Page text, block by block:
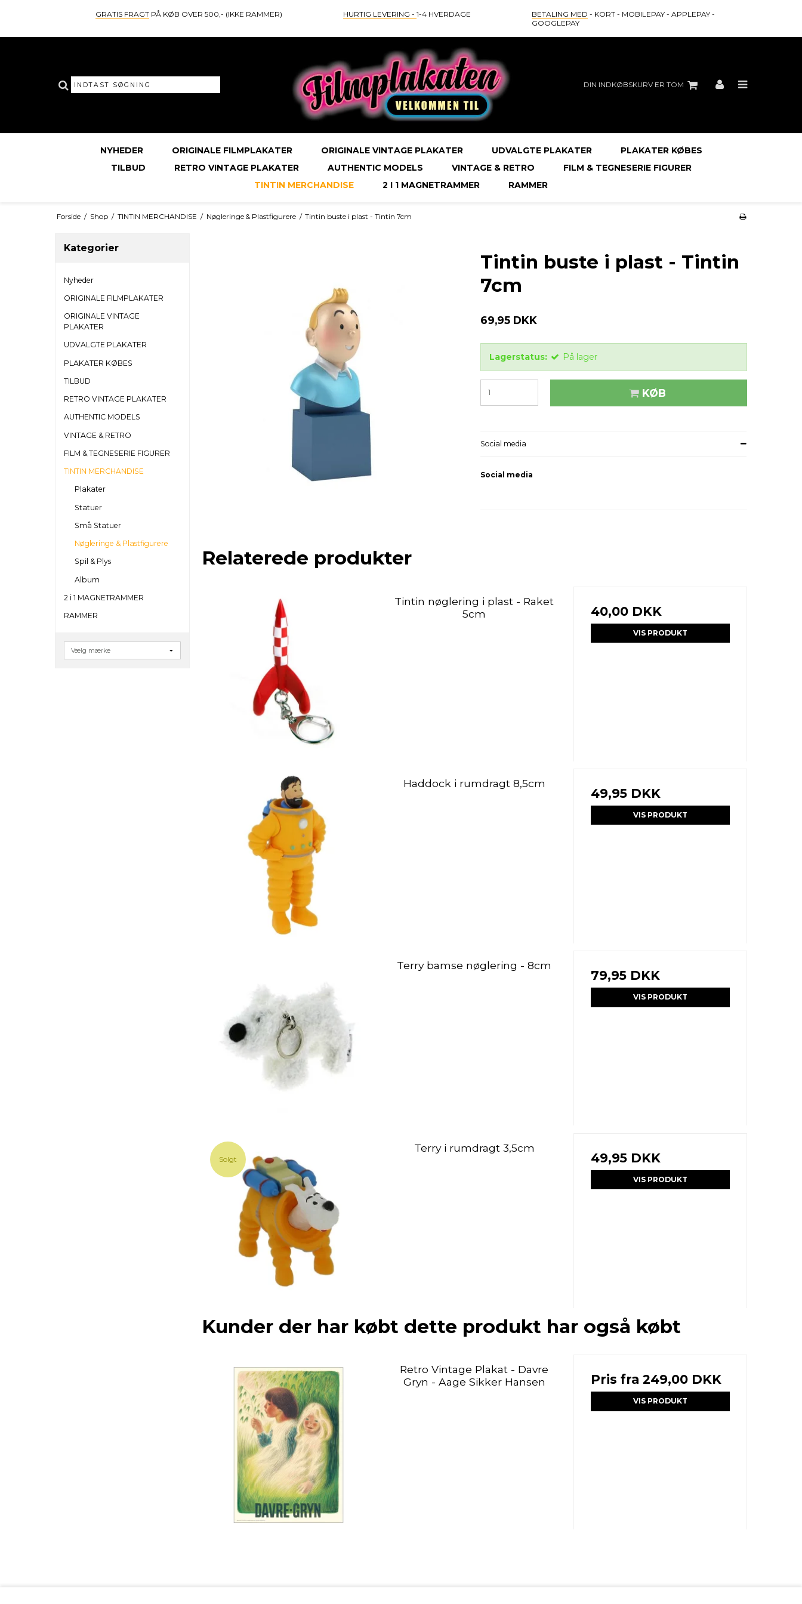
GRATIS FRAGTPÅ KØB OVER 500,- (IKKE RAMMER) HURTIG LEVERING - 1-4 HVERDAGE BETALING MED - KORT - MOBILEPAY - APPLEPAY -
GOOGLEPAY
DIN INDKØBSKURV ER TOM
NYHEDER ORIGINALE FILMPLAKATER ORIGINALE VINTAGE PLAKATER UDVALGTE PLAKATER
PLAKATER KØBES
TILBUD
RETRO VINTAGE PLAKATER AUTHENTIC MODELS VINTAGE & RETRO
FILM & TEGNESERIE FIGURER
TINTIN MERCHANDISE
2 I 1 MAGNETRAMMER RAMMER
Forside / Shop / TINTIN MERCHANDISE / Nøgleringe & Plastfigurere / Tintin buste i plast - Tintin 7cm
Kategorier
Nyheder
ORIGINALE FILMPLAKATER
ORIGINALE VINTAGE
PLAKATER
UDVALGTE PLAKATER
PLAKATER KØBES
TILBUD
RETRO VINTAGE PLAKATER
AUTHENTIC MODELS
VINTAGE & RETRO
FILM & TEGNESERIE FIGURER
TINTIN MERCHANDISE
Plakater
Statuer
Små Statuer
Nøgleringe & Plastfigurere
Spil & Plys
Album
2 i 1 MAGNETRAMMER
RAMMER
Tintin buste i plast - Tintin
7cm
69,95 DKK
Lagerstatus: På lager
KØB
Social media
Social media
Relaterede produkter
Tintin nøglering i plast - Raket
5cm
40,00 DKK
VIS PRODUKT
Haddock i rumdragt 8,5cm
49,95 DKK
VIS PRODUKT
Terry bamse nøglering - 8cm
79,95 DKK
VIS PRODUKT
Solgt
Terry i rumdragt 3,5cm
49,95 DKK
VIS PRODUKT
Kunder der har købt dette produkt har også købt
Retro Vintage Plakat - Davre
Gryn - Aage Sikker Hansen
Pris fra 249,00 DKK
VIS PRODUKT